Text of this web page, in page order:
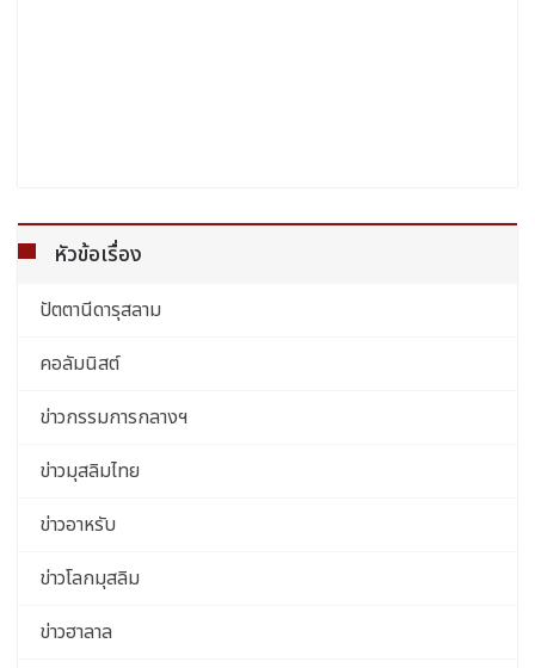
หัวข้อเรื่อง
ปัตตานีดารุสลาม
คอลัมนิสต์
ข่าวกรรมการกลางฯ
ข่าวมุสลิมไทย
ข่าวอาหรับ
ข่าวโลกมุสลิม
ข่าวฮาลาล